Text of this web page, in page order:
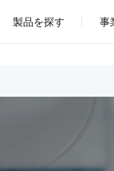
製品を探す 事